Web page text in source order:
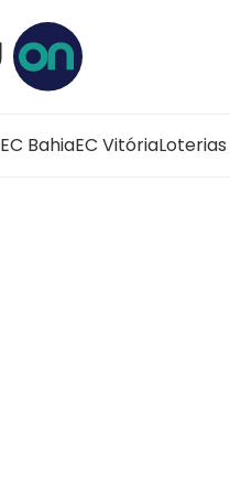
EC BahiaEC VitóriaLoterias